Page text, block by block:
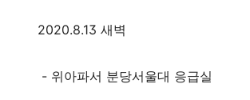
2020.8.13 새벽
- 위아파서 분당서울대 응급실